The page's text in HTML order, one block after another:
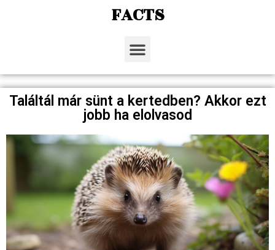
FACTS
Találtál már sünt a kertedben? Akkor ezt
jobb ha elolvasod